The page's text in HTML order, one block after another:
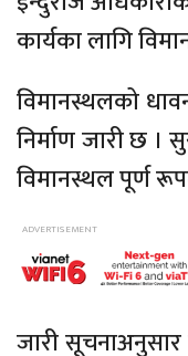
कार्यका लागि
विमानस्थलको
निर्माण जारी छ ।
विमानस्थल पूर्ण
जारी सूचनाअनुसार